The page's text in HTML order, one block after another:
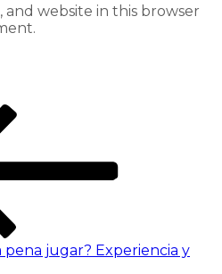
and website in this browser
pena jugar? Experiencia y